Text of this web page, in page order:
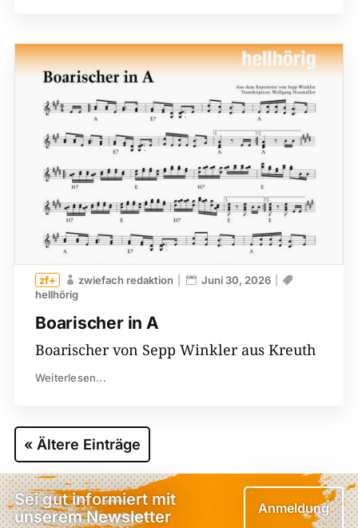
Boarischer in A
zwiefach redaktion
Juni 30, 2026
hellhörig
Boarischer von Sepp Winkler aus Kreuth
Weiterlesen...
« Ältere Einträge
Sei gut informiert mit
unserem Newsletter
Anmeldung